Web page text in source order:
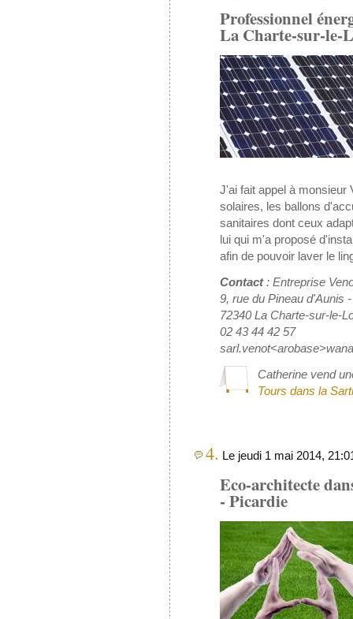
Professionnel
La Charte-sur-le-
J'ai fait appel à monsieur
solaires, les ballons
sanitaires dont ceux
lui qui m'a proposé
afin de pouvoir laver le
Contact: Entreprise
9, rue du Pineau d'Aunis
72340 La Charte-sur-le-
02 43 44 42 57
Catherine vend
Tours dans la
4. Le jeudi 1 mai 2014,
Eco-architecte
- Picardie